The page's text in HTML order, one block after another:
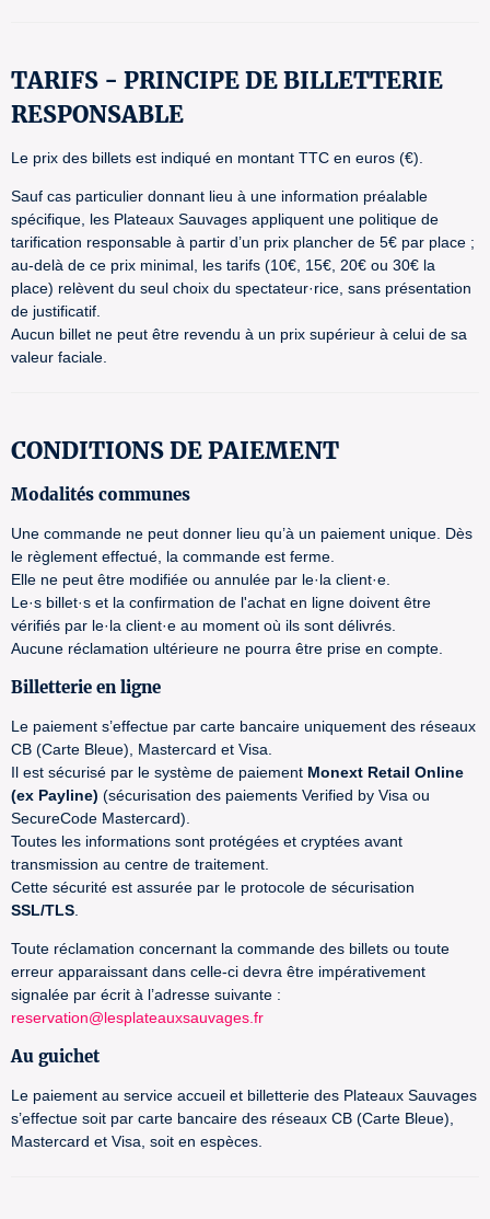
TARIFS - PRINCIPE DE BILLETTERIE
RESPONSABLE
Le prix des billets est indiqué en montant TTC en euros (€).
Sauf cas particulier donnant lieu à une information préalable
spécifique, les Plateaux Sauvages appliquent une politique de
tarification responsable à partir d’un prix plancher de 5€ par place ;
au-delà de ce prix minimal, les tarifs (10€, 15€, 20€ ou 30€ la
place) relèvent du seul choix du spectateur·rice, sans présentation
de justificatif.
Aucun billet ne peut être revendu à un prix supérieur à celui de sa
valeur faciale.
CONDITIONS DE PAIEMENT
Modalités communes
Une commande ne peut donner lieu qu’à un paiement unique. Dès
le règlement effectué, la commande est ferme.
Elle ne peut être modifiée ou annulée par le·la client·e.
Le·s billet·s et la confirmation de l'achat en ligne doivent être
vérifiés par le·la client·e au moment où ils sont délivrés.
Aucune réclamation ultérieure ne pourra être prise en compte.
Billetterie en ligne
Le paiement s’effectue par carte bancaire uniquement des réseaux
CB (Carte Bleue), Mastercard et Visa.
Il est sécurisé par le système de paiement Monext Retail Online
(ex Payline) (sécurisation des paiements Verified by Visa ou
SecureCode Mastercard).
Toutes les informations sont protégées et cryptées avant
transmission au centre de traitement.
Cette sécurité est assurée par le protocole de sécurisation
SSL/TLS
Toute réclamation concernant la commande des billets ou toute
erreur apparaissant dans celle-ci devra être impérativement
signalée par écrit à l’adresse suivante :
reservation@lesplateauxsauvages.fr
Au guichet
Le paiement au service accueil et billetterie des Plateaux Sauvages
s’effectue soit par carte bancaire des réseaux CB (Carte Bleue),
Mastercard et Visa, soit en espèces.